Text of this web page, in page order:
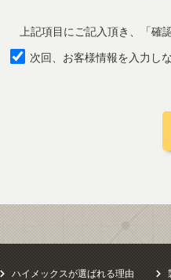
上記項目にご記入頂き、「確
次回、お客様情報を入力し
ハイメックスが選ばれる理由